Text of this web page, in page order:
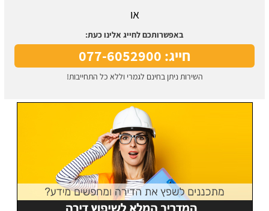
או
באפשרותכם לחייג אלינו כעת:
חייג: 077-6052900
השירות ניתן בחינם לגמרי וללא כל התחייבות!